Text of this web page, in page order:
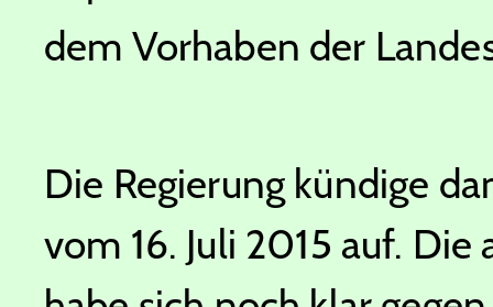
dem Vorhaben der
Die Regierung kündige
vom 16. Juli 2015 auf.